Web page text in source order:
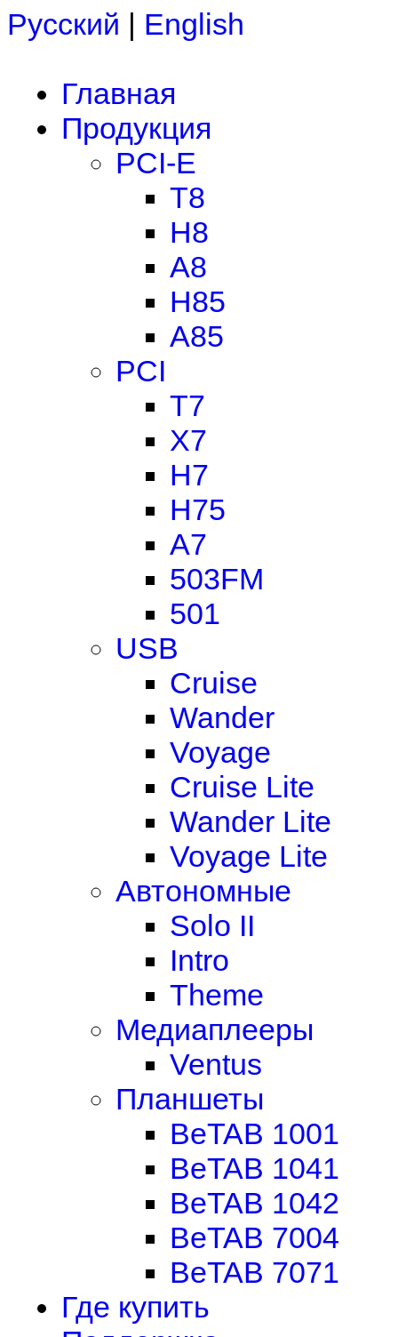
Русский | English
Главная
Продукция
PCI-E
T8
H8
A8
H85
A85
PCI
T7
X7
H7
H75
A7
503FM
501
USB
Cruise
Wander
Voyage
Cruise Lite
Wander Lite
Voyage Lite
Автономные
Solo II
Intro
Theme
Медиаплееры
Ventus
Планшеты
BeTAB 1001
BeTAB 1041
BeTAB 1042
BeTAB 7004
BeTAB 7071
Где купить